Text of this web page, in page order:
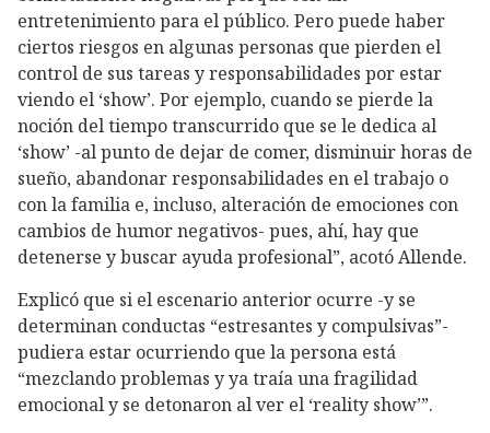
entretenimiento para el público. Pero puede haber
ciertos riesgos en algunas personas que pierden el
control de sus tareas y responsabilidades por estar
viendo el ‘show’. Por ejemplo, cuando se pierde la
noción del tiempo transcurrido que se le dedica al
‘show’ -al punto de dejar de comer, disminuir horas de
sueño, abandonar responsabilidades en el trabajo o
con la familia e, incluso, alteración de emociones con
cambios de humor negativos- pues, ahí, hay que
detenerse y buscar ayuda profesional”, acotó Allende.
Explicó que si el escenario anterior ocurre -y se
determinan conductas “estresantes y compulsivas”-
pudiera estar ocurriendo que la persona está
“mezclando problemas y ya traía una fragilidad
emocional y se detonaron al ver el ‘reality show’”.